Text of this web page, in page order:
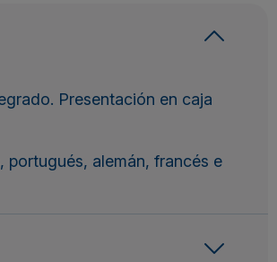
Presentación en caja
portugués, alemán, francés e